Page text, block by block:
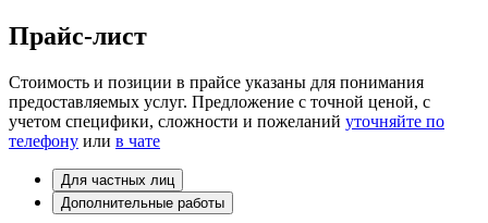
Прайс-лист
Стоимость и позиции в прайсе указаны для понимания
предоставляемых услуг. Предложение с точной ценой, с
учетом специфики, сложности и пожеланий уточняйте по
телефону или в чате
Для частных лиц
Дополнительные работы